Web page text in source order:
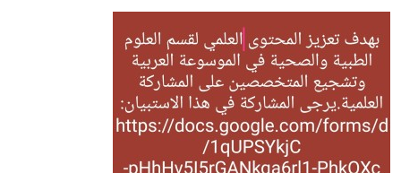
- هل تعلم أن أبقراط كتب في الطب أربعة مؤلفات هي:
الحكم، الأدلة، تنظيم التغذية، ورسالته في جروح الرأس. ويعود
له الفضل بأنه حرر الطب من الدين والفلسفة.
- هل تعلم أن المرجان إفراز حيواني يتكون في البحر ويتركب
من مادة كربونات الكلسيوم، وهو أحمر أو شديد الحمرة وهو